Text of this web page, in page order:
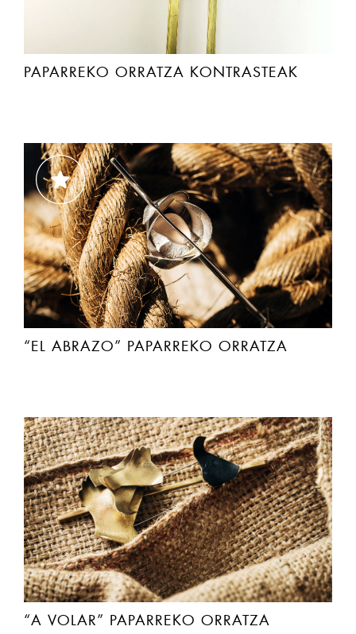
PAPARREKO ORRATZA KONTRASTEAK
“EL ABRAZO” PAPARREKO ORRATZA
“A VOLAR” PAPARREKO ORRATZA